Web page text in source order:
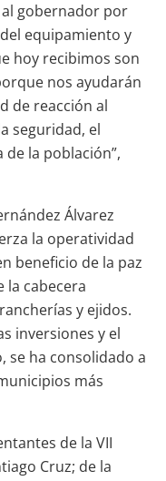
gobernador por
equipamiento y
hoy recibimos son
nos ayudarán
de reacción al
seguridad, el
la población”,
Álvarez
la operatividad
beneficio de la paz
la cabecera
y ejidos.
inversiones y el
se ha consolidado a
más
de la VII
Cruz; de la